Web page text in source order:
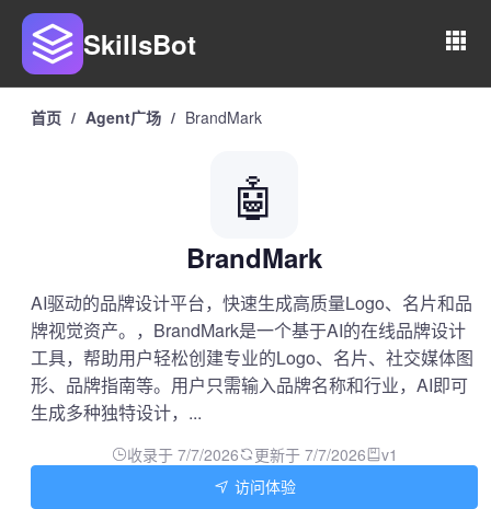
SkillsBot
首页 / Agent广场 / BrandMark
🤖
BrandMark
AI驱动的品牌设计平台，快速生成高质量Logo、名片和品
牌视觉资产。，BrandMark是一个基于AI的在线品牌设计
工具，帮助用户轻松创建专业的Logo、名片、社交媒体图
形、品牌指南等。用户只需输入品牌名称和行业，AI即可
生成多种独特设计，...
收录于 7/7/2026 更新于 7/7/2026 v1
访问体验